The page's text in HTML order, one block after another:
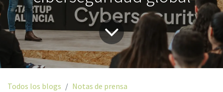
Todos los blogs
Notas de prensa